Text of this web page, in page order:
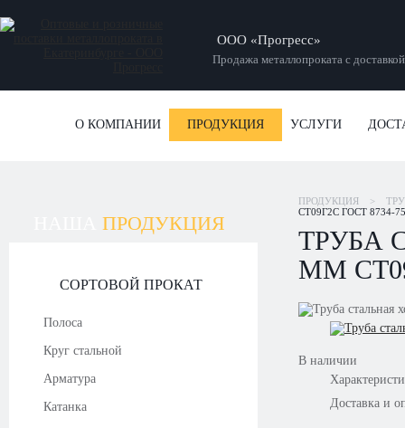
ООО «Прогресс»
Продажа металлопроката с доставкой
О КОМПАНИИ ПРОДУКЦИЯ УСЛУГИ
ПРОДУКЦИЯ
СОРТОВОЙ ПРОКАТ
Полоса
Круг стальной
Арматура
Катанка
ПРОДУКЦИЯ >
СТ09Г2С ГОСТ 8734-
ТРУБА
ММ
В наличии
Доставка и